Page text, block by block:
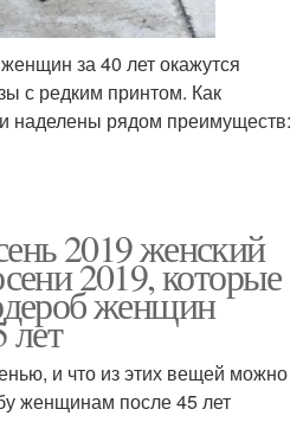
за 40 лет окажутся
с редким принтом. Как
наделены рядом преимуществ:
2019 женский
2019, которые
женщин
лет
и что из этих вещей можно
женщинам после 45 лет